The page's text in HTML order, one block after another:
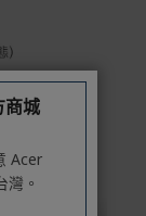
城
Acer
。